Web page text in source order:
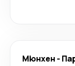
Мюнхен -